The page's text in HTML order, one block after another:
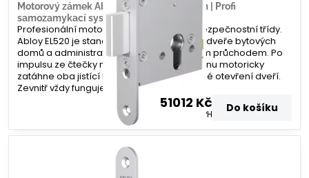
Motorový zámek Abloy EL520 – 55/20mm | Profi
samozamykací systém | Zamecky.cz
Profesionální motorový zámek nejvyšší bezpečnostní třídy.
Abloy EL520 je standardem pro vchodové dveře bytových
domů a administrativních budov s vysokým průchodem. Po
impulsu ze čtečky nebo domovního telefonu motoricky
zatáhne oba jistící body, čímž umožní volné otevření dveří.
Zevnitř vždy funguje paniková funkce.
51012 Kč
bez DPH Do košíku